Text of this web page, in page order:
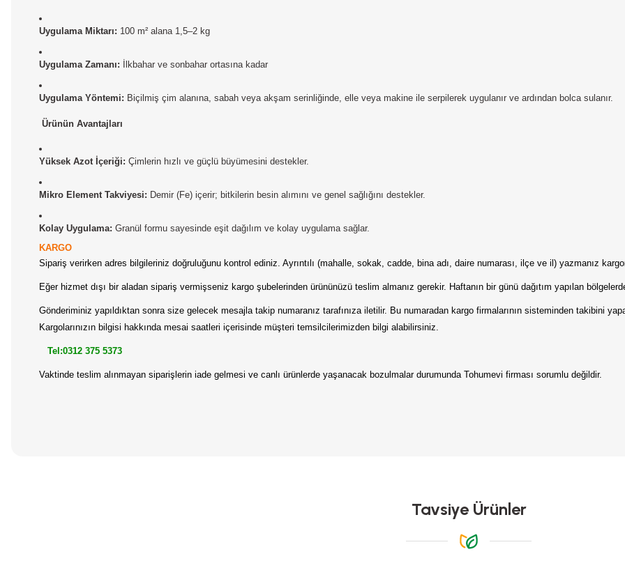
Uygulama Miktarı: 100 m² alana 1,5–2 kg
Uygulama Zamanı: İlkbahar ve sonbahar ortasına kadar
Uygulama Yöntemi: Biçilmiş çim alanına, sabah veya akşam serinliğinde, elle veya makine ile serpilerek uygulanır ve ardından bolca sulanır.
Ürünün Avantajları
Yüksek Azot İçeriği: Çimlerin hızlı ve güçlü büyümesini destekler.
Mikro Element Takviyesi: Demir (Fe) içerir; bitkilerin besin alımını ve genel sağlığını destekler.
Kolay Uygulama: Granül formu sayesinde eşit dağılım ve kolay uygulama sağlar.
KARGO
Sipariş verirken adres bilgileriniz doğruluğunu kontrol ediniz. Ayrıntılı (mahalle, sokak, cadde, bina adı, daire numarası, ilçe ve il) yazmanız
Eğer hizmet dışı bir aladan sipariş vermişseniz kargo şubelerinden ürününüzü teslim almanız gerekir. Haftanın bir günü dağıtım yapılan
Gönderiminiz yapıldıktan sonra size gelecek mesajla takip numaranız tarafınıza iletilir. Bu numaradan kargo firmalarının sisteminden takibini
Kargolarınızın bilgisi hakkında mesai saatleri içerisinde müşteri temsilcilerimizden bilgi alabilirsiniz.
Tel:0312 375 5373
Vaktinde teslim alınmayan siparişlerin iade gelmesi ve canlı ürünlerde yaşanacak bozulmalar durumunda Tohumevi firması sorumlu değildir.
Yorum Yaz
Tavsiye Ürünler